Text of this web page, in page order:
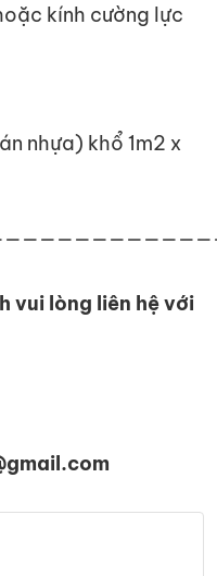
kính cường lực
nhựa) khổ 1m2 x
vui lòng liên hệ với